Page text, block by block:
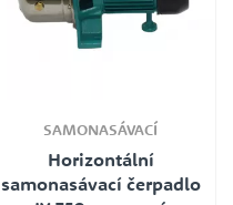
SAMONASÁVACÍ
Horizontální
samonasávací čerpadlo